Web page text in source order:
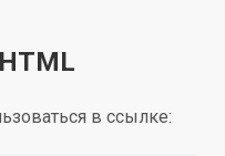
в ссылке: